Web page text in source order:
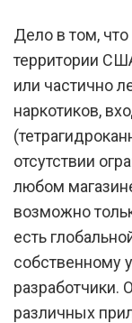
Дело в том, что
территории
или частично
наркотиков,
отсутствии
любом
возможно
есть
собственному
разработчики.
различных